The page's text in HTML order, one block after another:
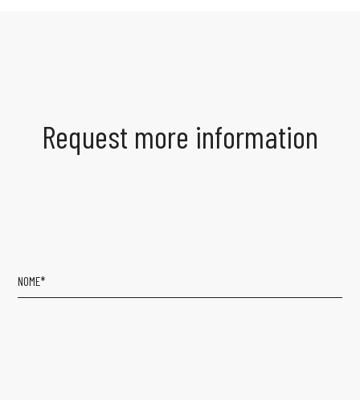
Request more information